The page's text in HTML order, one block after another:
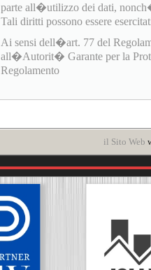
parte all�utilizzo dei dati,
Tali diritti possono essere
Ai sensi dell�art. 77 del
all�Autorit� Garante per la
Regolamento
il Sito Web